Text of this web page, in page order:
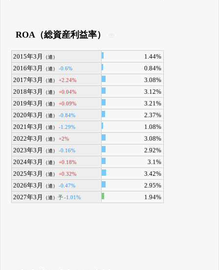
ROA（総資産利益率）
2015年3月 （連）
1.44%
2016年3月
（連） -0.6%
0.84%
2017年3月
（連） +2.24%
3.08%
2018年3月
（連） +0.04%
3.12%
2019年3月
（連） +0.09%
3.21%
2020年3月
（連） -0.84%
2.37%
2021年3月
（連） -1.29%
1.08%
2022年3月
（連） +2%
3.08%
2023年3月
（連） -0.16%
2.92%
2024年3月
（連） +0.18%
3.1%
2025年3月
（連） +0.32%
3.42%
2026年3月
（連） -0.47%
2.95%
2027年3月
（連）予-1.01% 1.94%